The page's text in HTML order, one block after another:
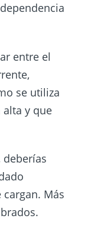
entre el
se utiliza
y que
deberías
Más